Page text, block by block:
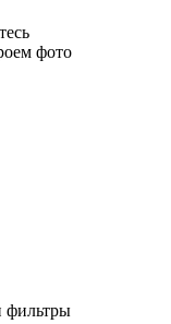
фото
фильтры